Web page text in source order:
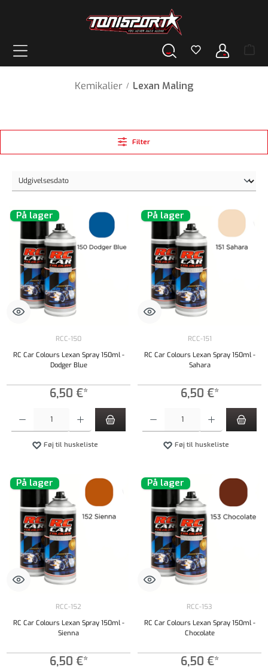
Kemikalier / Lexan Maling
Filter
På lager
RCC-150
RC Car Colours Lexan Spray 150ml -
Dodger Blue
6,50 €*
Føj til huskeliste
På lager
RCC-151
RC Car Colours Lexan Spray 150ml -
Sahara
6,50 €*
Føj til huskeliste
På lager
RCC-152
RC Car Colours Lexan Spray 150ml -
Sienna
6,50 €*
På lager
RCC-153
RC Car Colours Lexan Spray 150ml -
Chocolate
6,50 €*